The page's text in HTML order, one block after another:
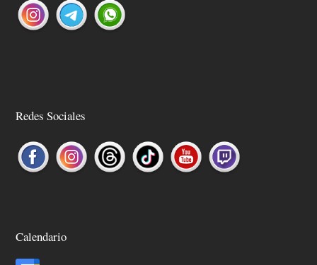
Redes Sociales
Calendario